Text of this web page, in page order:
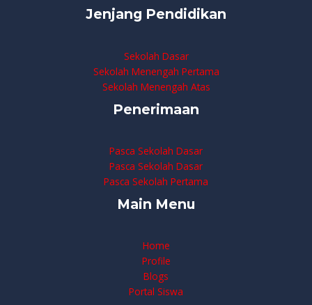
Jenjang Pendidikan
Sekolah Dasar
Sekolah Menengah Pertama
Sekolah Menengah Atas
Penerimaan
Pasca Sekolah Dasar
Pasca Sekolah Dasar
Pasca Sekolah Pertama
Main Menu
Home
Profile
Blogs
Portal Siswa